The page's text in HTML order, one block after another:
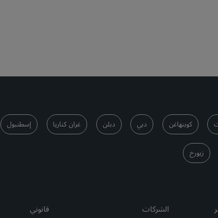
كوبنهاغن دبي دبلن غران كناريا إسطنبول
زيورخ
الشركات قانوني